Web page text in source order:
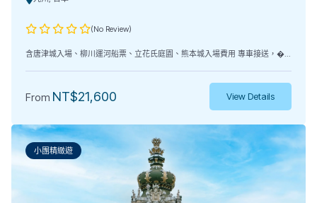
(No Review)
含唐津城入場、柳川運河船票、立花氏庭園、熊本城入場費用 專車接送，�...
From NT$21,600 View Details
小團精緻遊